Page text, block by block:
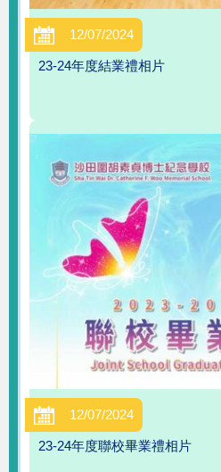
12/07/2024
23-24年度結業禮相片
12/07/2024
23-24年度聯校畢業禮相片